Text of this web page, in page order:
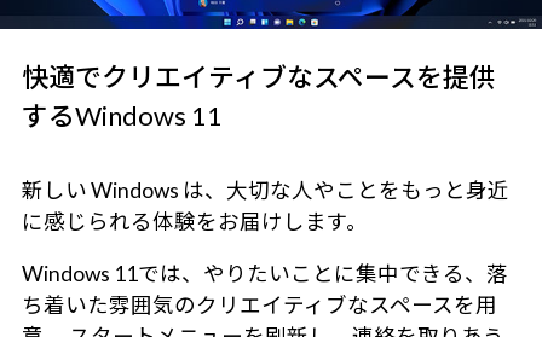
快適でクリエイティブなスペースを提供
するWindows 11
新しい Windows は、大切な人やことをもっと身近
に感じられる体験をお届けします。
Windows 11では、やりたいことに集中できる、落
ち着いた雰囲気のクリエイティブなスペースを用